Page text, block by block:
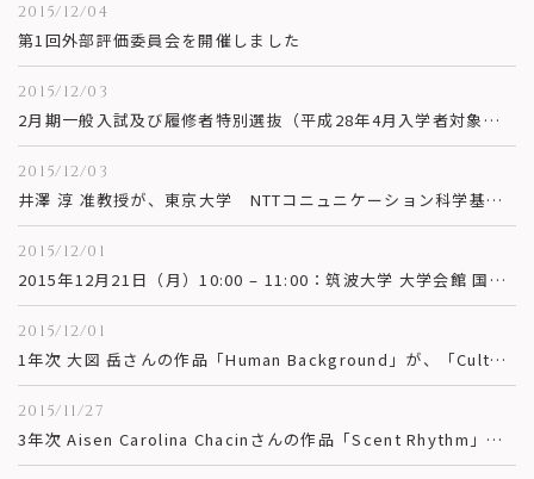
2015/12/04
第1回外部評価委員会を開催しました
2015/12/03
2月期一般入試及び履修者特別選抜（平成28年4月入学者対象）募集要項を掲載しました。
2015/12/03
井澤 淳 准教授が、東京大学 NTTコニュニケーション科学基礎研究所 ATR脳情報通信総合研究所との共同で統合失調症の工学的モデルを提案。Neuroscience Research へ総説論文が採択され、オンラインバージョンへ掲載されました。
2015/12/01
2015年12月21日（月）10:00 – 11:00：筑波大学 大学会館 国際会議室：（株）日立製作所 川村 隆 相談役講演会開催のお知らせ
2015/12/01
1年次 大図 岳さんの作品「Human Background」が、「Cultural Institution Delavski dom Trbovlje at Nova Galerija」にて招待展示されました。
2015/11/27
3年次 Aisen Carolina Chacinさんの作品「Scent Rhythm」が、「Culture Interface: Numerique et Science Fiction」にて招待展示されました。